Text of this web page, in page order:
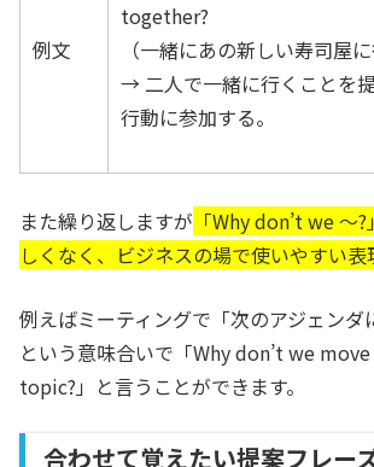
例文
together?
（一緒にあの新しい寿司屋に
→ 二人で一緒に行くことを
行動に参加する。
また繰り返しますが 「Why don’t we ～
しくなく、ビジネスの場で使いやすい表
例えばミーティングで「次のアジェンダ
という意味合いで「Why don’t we
topic?」と言うことができます。
合わせて覚えたい提案フレー